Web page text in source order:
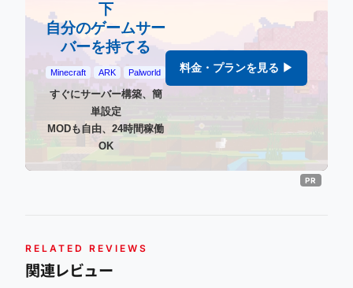
下
自分のゲームサー
バーを持てる
Minecraft ARK Palworld
すぐにサーバー構築、簡
単設定
MODも自由、24時間稼働
OK
料金・プランを見る ▶
RELATED REVIEWS
関連レビュー